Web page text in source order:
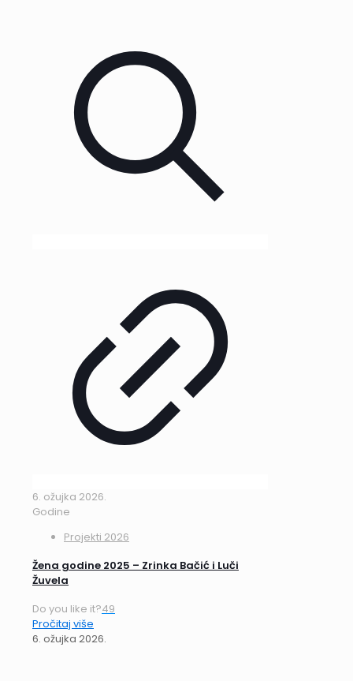
6. ožujka 2026.
Godine
Projekti 2026
Žena godine 2025 – Zrinka Bačić i Luči
Žuvela
Do you like it?49
Pročitaj više
6. ožujka 2026.